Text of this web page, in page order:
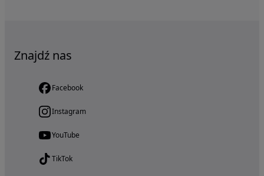
Znajdź nas
Facebook
Instagram
YouTube
TikTok